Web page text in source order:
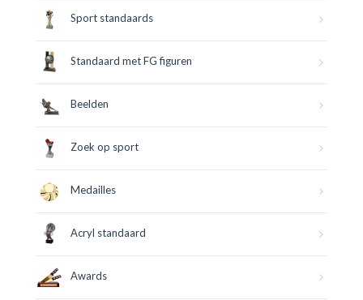
Sport standaards
Standaard met FG figuren
Beelden
Zoek op sport
Medailles
Acryl standaard
Awards